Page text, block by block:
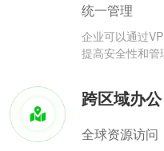
统一管理
企业可以通过
提高安全性和管
跨区域办公
全球资源访问